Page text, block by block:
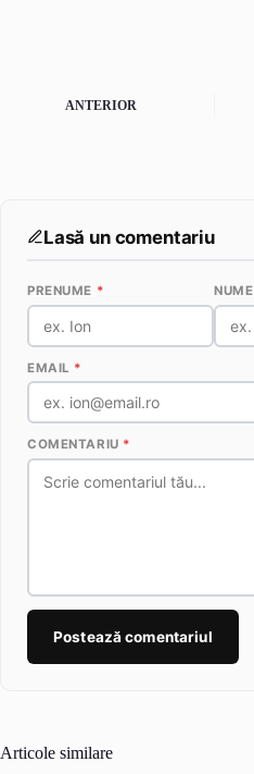
ANTERIOR
Lasă un comentariu
PRENUME * NUME
EMAIL *
COMENTARIU *
Postează comentariul
Articole similare